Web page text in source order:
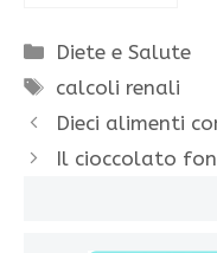
Categorie
Diete e Salute
Tag
calcoli renali
Dieci alimenti
Il cioccolato